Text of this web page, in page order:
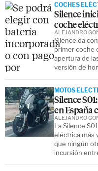
COCHES
Silence
coche
Silence da
primer coche
apertura de
versión de
ALEJANDRO
MOTOS
Silence
en España
La Silence
eléctrica más
que ningún
incursión
ALEJANDRO